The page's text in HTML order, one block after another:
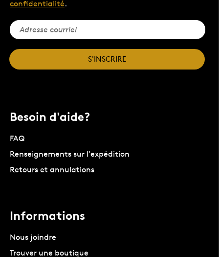
confidentialité.
S'INSCRIRE
Besoin d'aide?
FAQ
Renseignements sur l'expédition
Retours et annulations
Informations
Nous joindre
Trouver une boutique